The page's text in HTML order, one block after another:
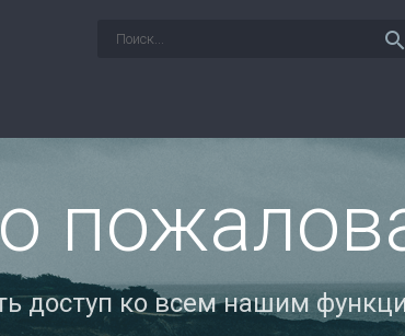
search
доступ ко всем нашим